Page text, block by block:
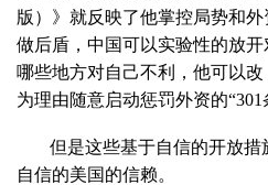
版）》就反映了他掌控局势和
做后盾，中国可以实验性的放
哪些地方对自己不利，他可以
为理由随意启动惩罚外资的“301
但是这些基于自信的开放
自信的美国的信赖。